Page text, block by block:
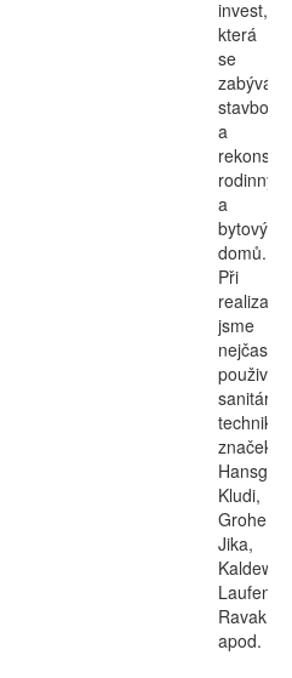
invest,
která
se
zabývá
stavbou
a
rodinných
a
bytových
domů.
Při
jsme
nejčastěji
použivali
techniku
značek
Kludi,
Grohe,
Jika,
Kaldewei,
Laufen,
Ravak
apod.